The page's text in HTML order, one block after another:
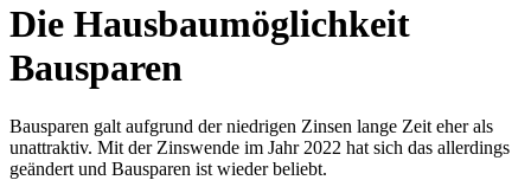
Die Hausbaumöglichkeit
Bausparen
Bausparen galt aufgrund der niedrigen Zinsen lange Zeit eher als
unattraktiv. Mit der Zinswende im Jahr 2022 hat sich das allerdings
geändert und Bausparen ist wieder beliebt.